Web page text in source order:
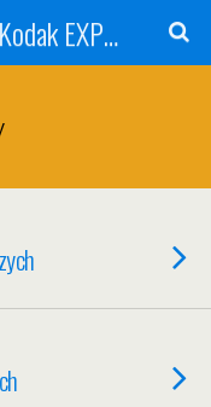
Kodak EXPRESS